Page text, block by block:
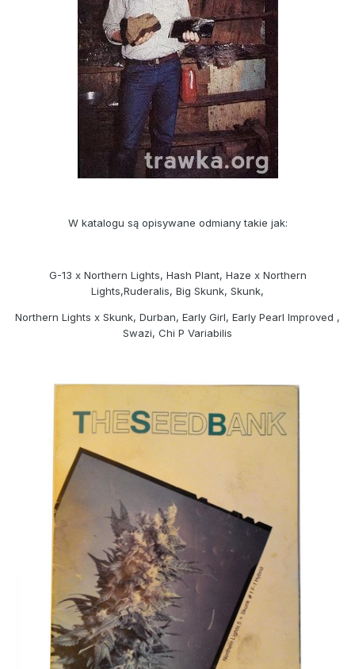
W katalogu są opisywane odmiany takie jak:
G-13 x Northern Lights, Hash Plant, Haze x Northern
Lights,Ruderalis, Big Skunk, Skunk,
Northern Lights x Skunk, Durban, Early Girl, Early Pearl Improved ,
Swazi, Chi P Variabilis